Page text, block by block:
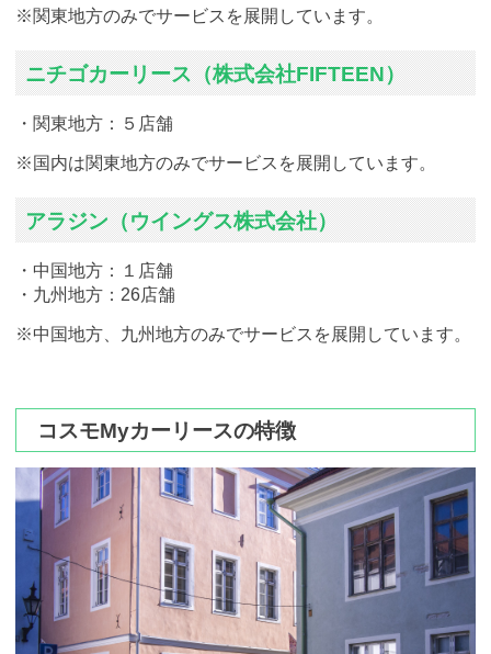
※関東地方のみでサービスを展開しています。
ニチゴカーリース（株式会社FIFTEEN）
・関東地方：５店舗
※国内は関東地方のみでサービスを展開しています。
アラジン（ウイングス株式会社）
・中国地方：１店舗
・九州地方：26店舗
※中国地方、九州地方のみでサービスを展開しています。
コスモMyカーリースの特徴